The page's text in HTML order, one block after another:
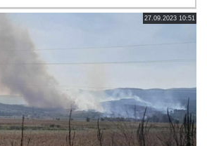
27.09.2023 10:51